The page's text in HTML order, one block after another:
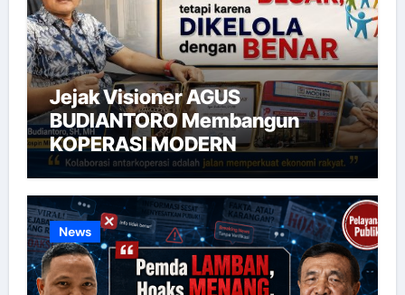
Jejak Visioner AGUS
BUDIANTORO Membangun
KOPERASI MODERN
News